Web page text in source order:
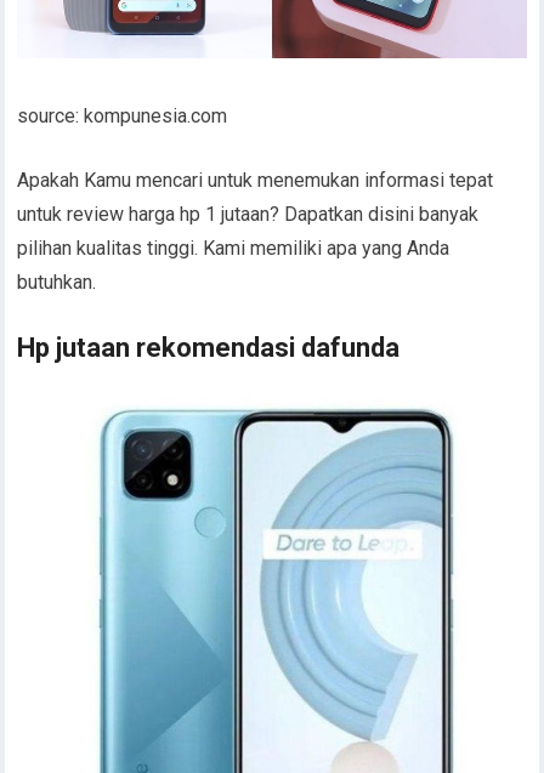
source: kompunesia.com
Apakah Kamu mencari untuk menemukan informasi tepat
untuk review harga hp 1 jutaan? Dapatkan disini banyak
pilihan kualitas tinggi. Kami memiliki apa yang Anda
butuhkan.
Hp jutaan rekomendasi dafunda